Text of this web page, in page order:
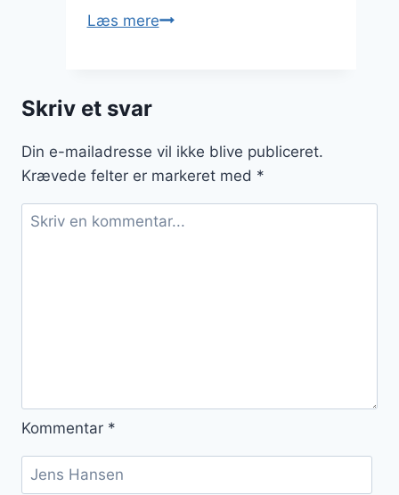
Læs merePorretærte
Skriv et svar
Din e-mailadresse vil ikke blive publiceret.
Krævede felter er markeret med *
Kommentar *